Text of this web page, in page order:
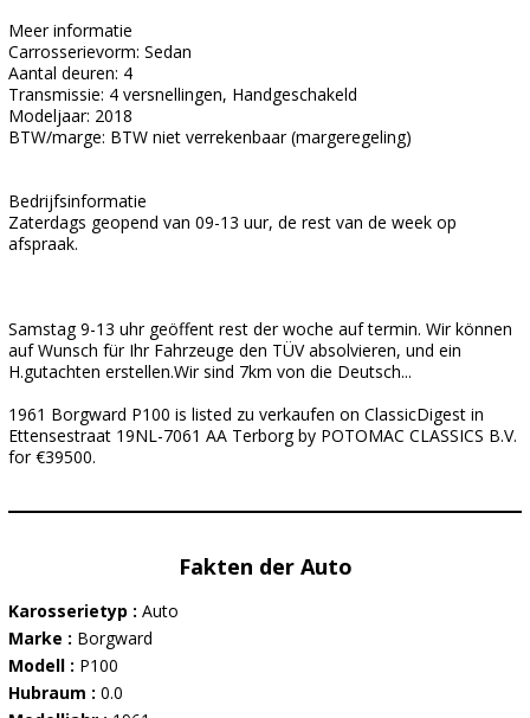
Meer informatie
Carrosserievorm: Sedan
Aantal deuren: 4
Transmissie: 4 versnellingen, Handgeschakeld
Modeljaar: 2018
BTW/marge: BTW niet verrekenbaar (margeregeling)
Bedrijfsinformatie
Zaterdags geopend van 09-13 uur, de rest van de week op
afspraak.
Samstag 9-13 uhr geöffent rest der woche auf termin. Wir können
auf Wunsch für Ihr Fahrzeuge den TÜV absolvieren, und ein
H.gutachten erstellen.Wir sind 7km von die Deutsch...
1961 Borgward P100 is listed zu verkaufen on ClassicDigest in
Ettensestraat 19NL-7061 AA Terborg by POTOMAC CLASSICS B.V.
for €39500.
Fakten der Auto
Karosserietyp : Auto
Marke : Borgward
Modell : P100
Hubraum : 0.0